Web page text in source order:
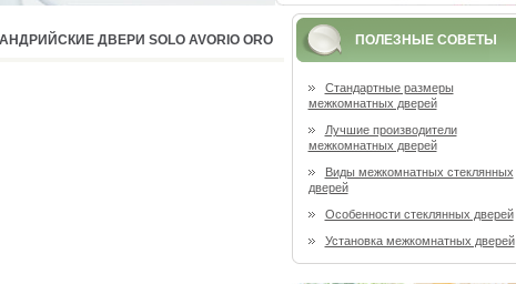
ДВEPИ SOLO AVORIO ORO ПОЛЕЗНЫЕ СОВЕТЫ
Стандартные размеры
межкомнатных дверей
Лучшие производители
межкомнатных дверей
Виды межкомнатных стеклянных
дверей
Особенности стеклянных дверей
Установка межкомнатных дверей